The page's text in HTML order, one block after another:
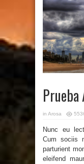
Prueba
in Arosa
Nunc eu
Cum sociis
parturient
eleifend